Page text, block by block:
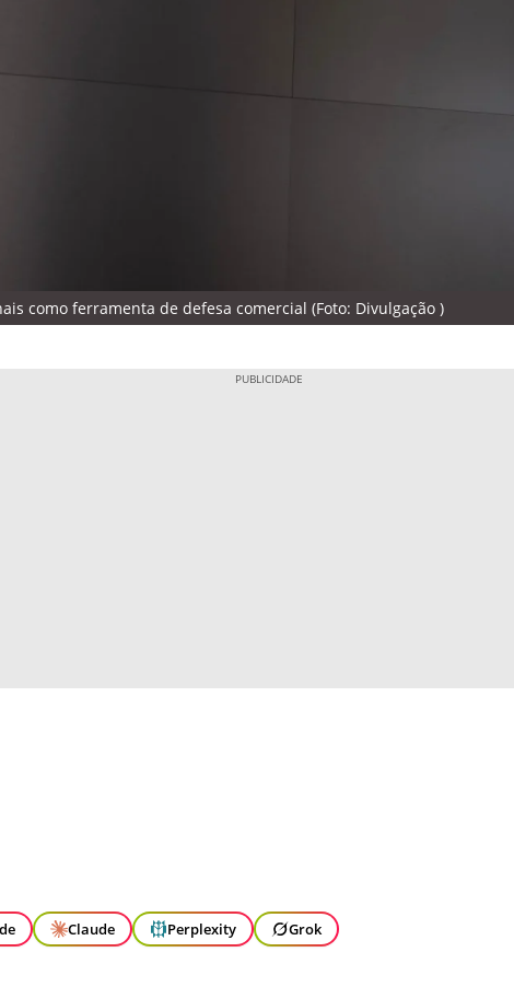
como ferramenta de defesa comercial (Foto: Divulgação )
Claude Perplexity Grok